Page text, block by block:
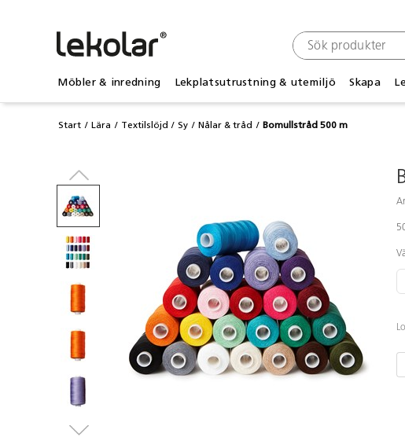
Möbler & inredning Lekplatsutrustning & utemiljö Skapa
Start Lära Textilslöjd Sy Nålar & tråd Bomullstråd 500 m